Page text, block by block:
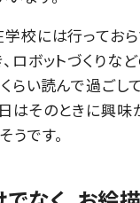
校には行っておら
ロボットづくりな
らい読んで過ごし
はそのときに興
うです。